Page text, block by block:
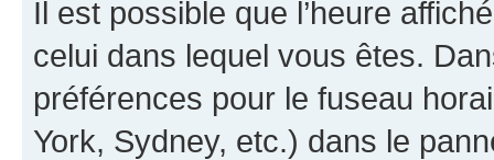
Il est possible que l’heure
celui dans lequel vous êtes.
préférences pour le fuseau
York, Sydney, etc.) dans le